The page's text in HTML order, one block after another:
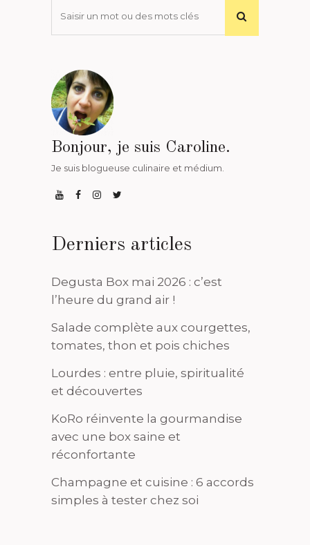
Bonjour, je suis Caroline.
Je suis blogueuse culinaire et médium.
Derniers articles
Degusta Box mai 2026 : c’est
l’heure du grand air !
Salade complète aux courgettes,
tomates, thon et pois chiches
Lourdes : entre pluie, spiritualité
et découvertes
KoRo réinvente la gourmandise
avec une box saine et
réconfortante
Champagne et cuisine : 6 accords
simples à tester chez soi